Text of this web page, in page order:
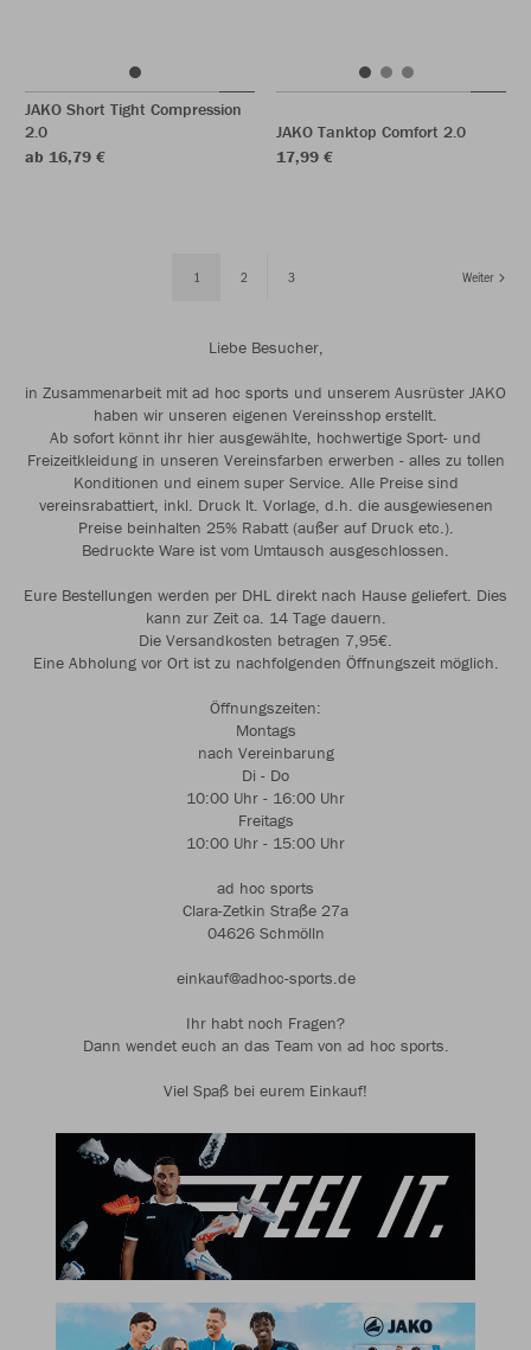
JAKO Short Tight Compression
2.0
ab 16,79 €
JAKO Tanktop Comfort 2.0
17,99 €
1 2 3 Weiter
Liebe Besucher,
in Zusammenarbeit mit ad hoc sports und unserem Ausrüster JAKO
haben wir unseren eigenen Vereinsshop erstellt.
Ab sofort könnt ihr hier ausgewählte, hochwertige Sport- und
Freizeitkleidung in unseren Vereinsfarben erwerben - alles zu tollen
Konditionen und einem super Service. Alle Preise sind
vereinsrabattiert, inkl. Druck lt. Vorlage, d.h. die ausgewiesenen
Preise beinhalten 25% Rabatt (außer auf Druck etc.).
Bedruckte Ware ist vom Umtausch ausgeschlossen.
Eure Bestellungen werden per DHL direkt nach Hause geliefert. Dies
kann zur Zeit ca. 14 Tage dauern.
Die Versandkosten betragen 7,95€.
Eine Abholung vor Ort ist zu nachfolgenden Öffnungszeit möglich.
Öffnungszeiten:
Montags
nach Vereinbarung
Di - Do
10:00 Uhr - 16:00 Uhr
Freitags
10:00 Uhr - 15:00 Uhr
ad hoc sports
Clara-Zetkin Straße 27a
04626 Schmölln
einkauf@adhoc-sports.de
Ihr habt noch Fragen?
Dann wendet euch an das Team von ad hoc sports.
Viel Spaß bei eurem Einkauf!